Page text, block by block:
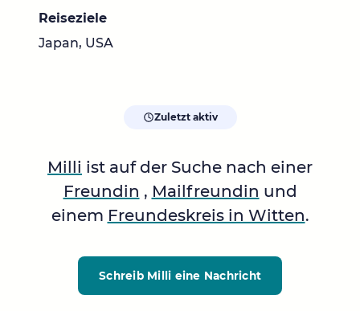
Reiseziele
Japan, USA
Zuletzt aktiv
Milli ist auf der Suche nach einer
Freundin , Mailfreundin und
einem Freundeskreis in Witten.
Schreib Milli eine Nachricht